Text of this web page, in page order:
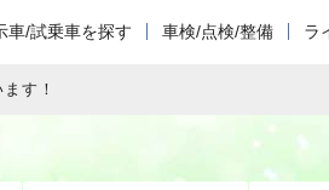
車/試乗車を探す 車検/点検/整備 ラ
す！